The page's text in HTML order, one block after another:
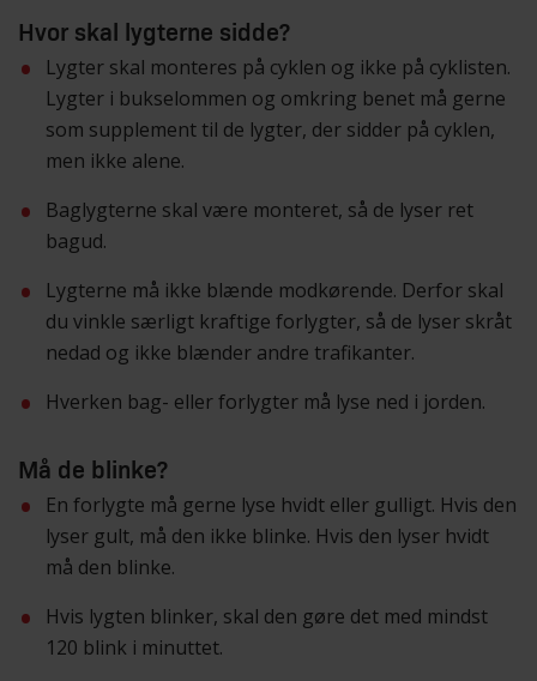
Hvor skal lygterne sidde?
Lygter skal monteres på cyklen og ikke på cyklisten.
Lygter i bukselommen og omkring benet må gerne
som supplement til de lygter, der sidder på cyklen,
men ikke alene.
Baglygterne skal være monteret, så de lyser ret
bagud.
Lygterne må ikke blænde modkørende. Derfor skal
du vinkle særligt kraftige forlygter, så de lyser skråt
nedad og ikke blænder andre trafikanter.
Hverken bag- eller forlygter må lyse ned i jorden.
Må de blinke?
En forlygte må gerne lyse hvidt eller gulligt. Hvis den
lyser gult, må den ikke blinke. Hvis den lyser hvidt
må den blinke.
Hvis lygten blinker, skal den gøre det med mindst
120 blink i minuttet.